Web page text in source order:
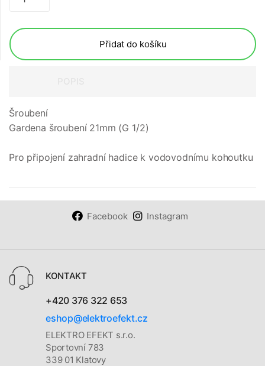
Přidat do košíku
Šroubení
Gardena šroubení 21mm (G 1/2)
Pro připojení zahradní hadice k vodovodnímu kohoutku
Facebook Instagram
KONTAKT
+420 376 322 653
eshop@elektroefekt.cz
ELEKTRO EFEKT s.r.o.
Sportovní 783
339 01 Klatovy